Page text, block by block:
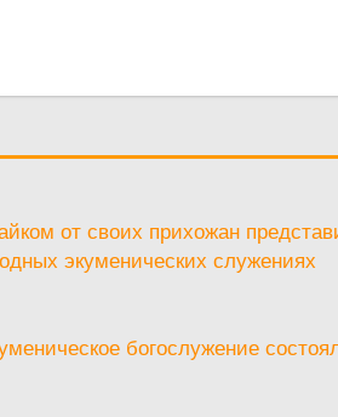
от своих прихожан
экуменических служениях
богослужение